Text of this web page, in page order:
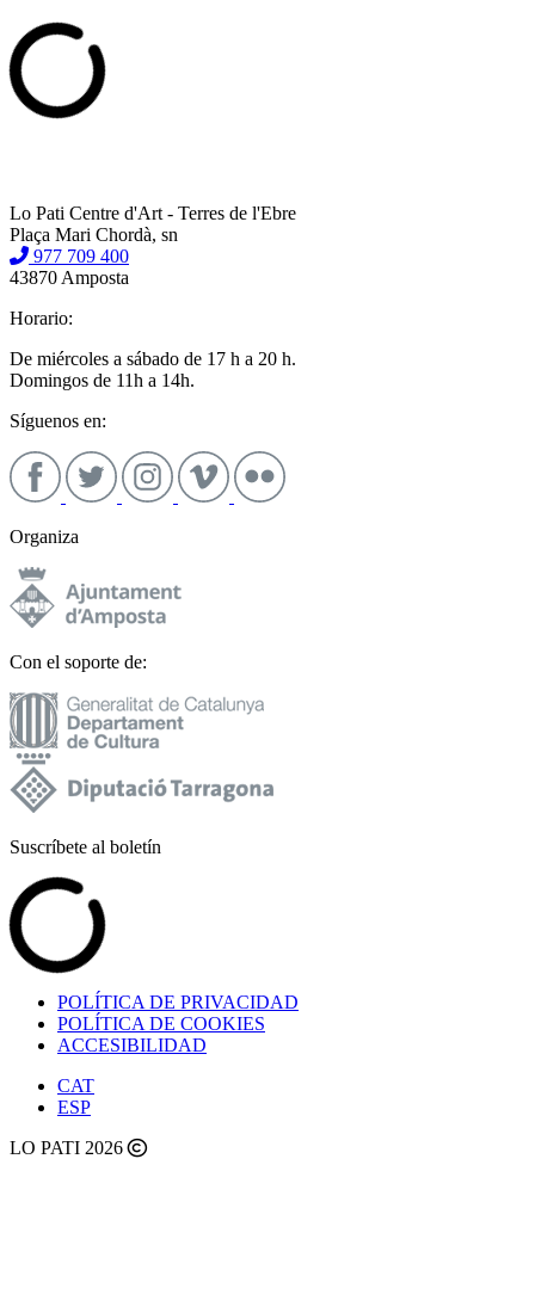
Lo Pati Centre d'Art - Terres de l'Ebre
Plaça Mari Chordà, sn
977 709 400
43870 Amposta
Horario:
De miércoles a sábado de 17 h a 20 h.
Domingos de 11h a 14h.
Síguenos en:
Organiza
Con el soporte de:
Suscríbete al boletín
POLÍTICA DE PRIVACIDAD
POLÍTICA DE COOKIES
ACCESIBILIDAD
CAT
ESP
LO PATI 2026